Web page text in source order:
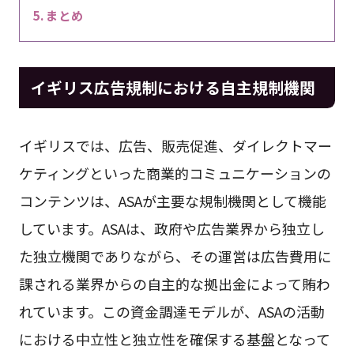
まとめ
イギリス広告規制における自主規制機関
イギリスでは、広告、販売促進、ダイレクトマー
ケティングといった商業的コミュニケーションの
コンテンツは、ASAが主要な規制機関として機能
しています。ASAは、政府や広告業界から独立し
た独立機関でありながら、その運営は広告費用に
課される業界からの自主的な拠出金によって賄わ
れています。この資金調達モデルが、ASAの活動
における中立性と独立性を確保する基盤となって